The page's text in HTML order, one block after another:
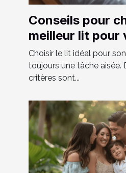
Conseils pour
meilleur lit pour
Choisir le lit idéal pour
toujours une tâche aisée.
critères sont...